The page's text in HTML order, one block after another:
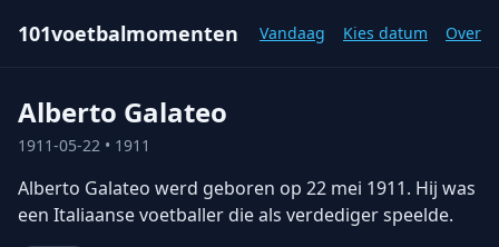
101voetbalmomenten Vandaag Kies datum Over
Alberto Galateo
1911-05-22 • 1911
Alberto Galateo werd geboren op 22 mei 1911. Hij was
een Italiaanse voetballer die als verdediger speelde.